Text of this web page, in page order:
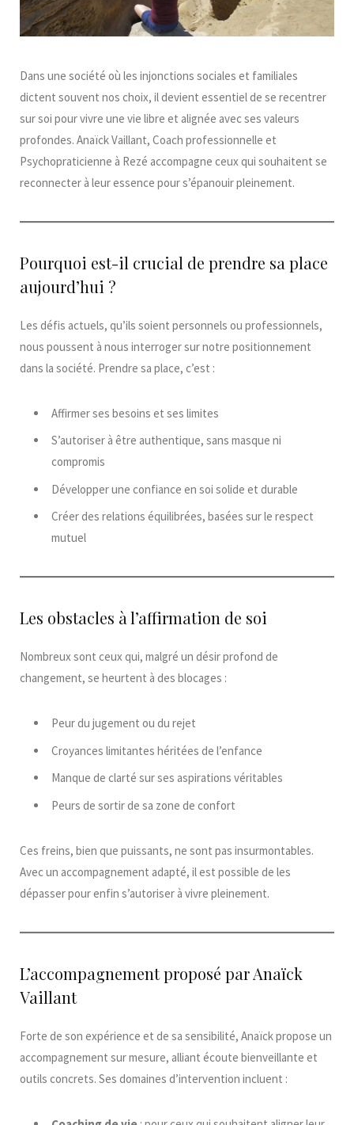
Dans une société où les injonctions sociales et familiales
dictent souvent nos choix, il devient essentiel de se recentrer
sur soi pour vivre une vie libre et alignée avec ses valeurs
profondes. Anaïck Vaillant, Coach professionnelle et
Psychopraticienne à Rezé accompagne ceux qui souhaitent se
reconnecter à leur essence pour s’épanouir pleinement.​
Pourquoi est-il crucial de prendre sa place
aujourd’hui ?
Les défis actuels, qu’ils soient personnels ou professionnels,
nous poussent à nous interroger sur notre positionnement
dans la société. Prendre sa place, c’est :​
Affirmer ses besoins et ses limites
S’autoriser à être authentique, sans masque ni
compromis
Développer une confiance en soi solide et durable
Créer des relations équilibrées, basées sur le respect
mutuel
Les obstacles à l’affirmation de soi
Nombreux sont ceux qui, malgré un désir profond de
changement, se heurtent à des blocages :
Peur du jugement ou du rejet
Croyances limitantes héritées de l’enfance
Manque de clarté sur ses aspirations véritables
Peurs de sortir de sa zone de confort
Ces freins, bien que puissants, ne sont pas insurmontables.
Avec un accompagnement adapté, il est possible de les
dépasser pour enfin s’autoriser à vivre pleinement.​
L’accompagnement proposé par Anaïck
Vaillant
Forte de son expérience et de sa sensibilité, Anaïck propose un
accompagnement sur mesure, alliant écoute bienveillante et
outils concrets. Ses domaines d’intervention incluent :​